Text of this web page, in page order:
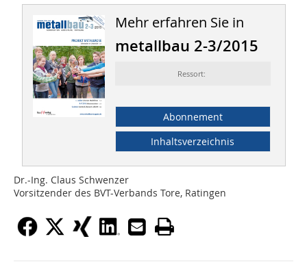
Mehr erfahren Sie in
metallbau 2-3/2015
Ressort:
Abonnement
Inhaltsverzeichnis
Dr.-Ing. Claus Schwenzer
Vorsitzender des BVT-Verbands Tore, Ratingen